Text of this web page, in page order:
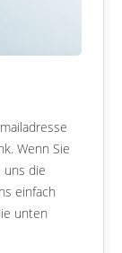
Wenn Sie
uns die
einfach
unten